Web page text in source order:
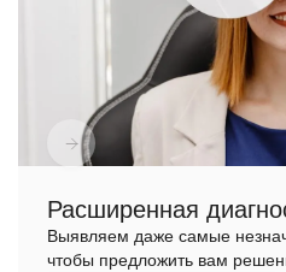
Расширенная
Выявляем даже самые
чтобы предложить вам